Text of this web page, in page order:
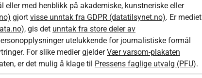
med henblikk på akademiske, kunstneriske eller
gjort visse unntak fra GDPR (datatilsynet.no). Er mediet
, gis det unntak fra store deler av
utelukkende for journalistiske formål
For slike medier gjelderVær varsom-plakaten
er det mulig å klage til Pressens faglige utvalg (PFU).